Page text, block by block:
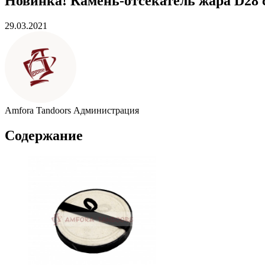
29.03.2021
Amfora Tandoors Администрация
Содержание